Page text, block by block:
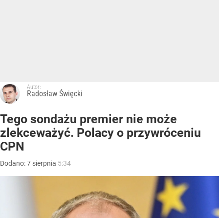
Autor:
Radosław Święcki
Tego sondażu premier nie może
zlekceważyć. Polacy o przywróceniu
CPN
Dodano:7 sierpnia 5:34